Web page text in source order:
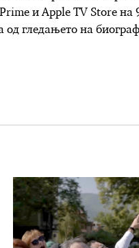
и Apple TV Store на
од гледањето на